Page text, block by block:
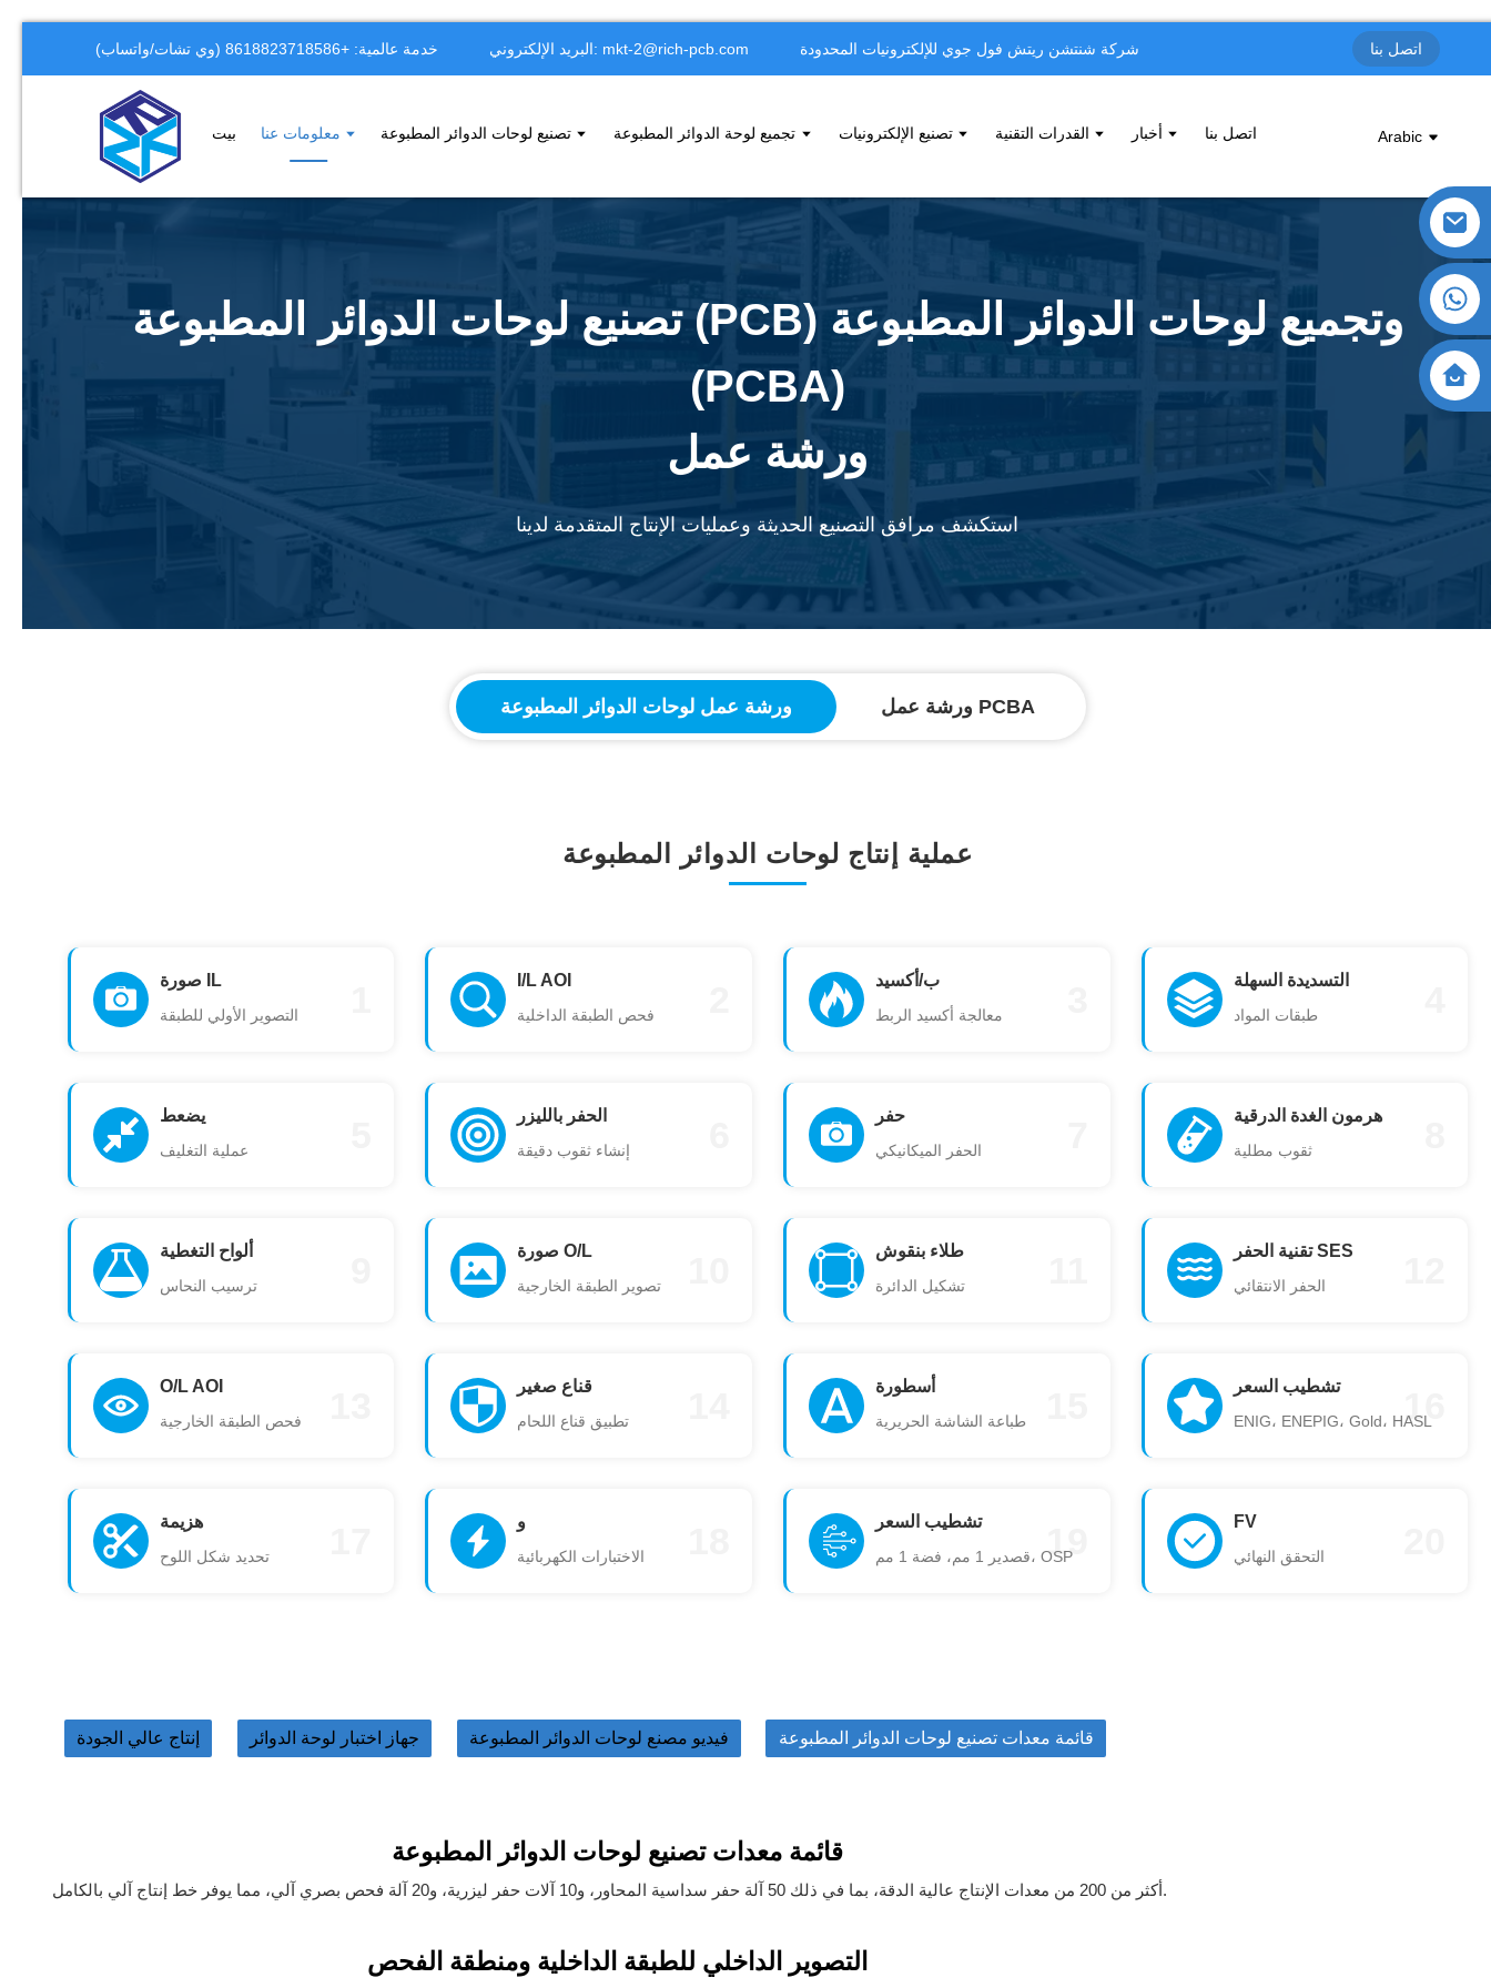
خدمة عالمية: +8618823718586 (وي تشات/واتساب) البريد الإلكتروني: mkt-2@rich-pcb.com شركة شنتشن ريتش فول جوي للإلكترونيات المحدودة اتصل بنا
بيت معلومات عنا تصنيع لوحات الدوائر المطبوعة تجميع لوحة الدوائر المطبوعة تصنيع الإلكترونيات القدرات التقنية أخبار اتصل بنا Arabic
تصنيع لوحات الدوائر المطبوعة (PCB) وتجميع لوحات الدوائر المطبوعة
(PCBA)
ورشة عمل
استكشف مرافق التصنيع الحديثة وعمليات الإنتاج المتقدمة لدينا
ورشة عمل لوحات الدوائر المطبوعة ورشة عمل PCBA
عملية إنتاج لوحات الدوائر المطبوعة
صورة IL
التصوير الأولي للطبقة
I/L AOI
فحص الطبقة الداخلية
ب/أكسيد
معالجة أكسيد الربط
التسديدة السهلة
طبقات المواد
يضعط
عملية التغليف
الحفر بالليزر
إنشاء ثقوب دقيقة
حفر
الحفر الميكانيكي
هرمون الغدة الدرقية
ثقوب مطلية
ألواح التغطية
ترسيب النحاس
صورة O/L
تصوير الطبقة الخارجية
طلاء بنقوش
تشكيل الدائرة
تقنية الحفر SES
الحفر الانتقائي
O/L AOI
فحص الطبقة الخارجية
قناع صغير
تطبيق قناع اللحام
أسطورة
طباعة الشاشة الحريرية
تشطيب السعر
ENIG، ENEPIG، Gold، HASL
16
هزيمة
تحديد شكل اللوح
و
الاختبارات الكهربائية
تشطيب السعر
قصدير 1 مم، فضة 1 مم، OSP
19 FV
التحقق النهائي
إنتاج عالي الجودة جهاز اختبار لوحة الدوائر فيديو مصنع لوحات الدوائر المطبوعة قائمة معدات تصنيع لوحات الدوائر المطبوعة
قائمة معدات تصنيع لوحات الدوائر المطبوعة
أكثر من 200 من معدات الإنتاج عالية الدقة، بما في ذلك 50 آلة حفر سداسية المحاور، و10 آلات حفر ليزرية، و20 آلة فحص بصري آلي، مما يوفر خط إنتاج آلي بالكامل.
التصوير الداخلي للطبقة الداخلية ومنطقة الفحص